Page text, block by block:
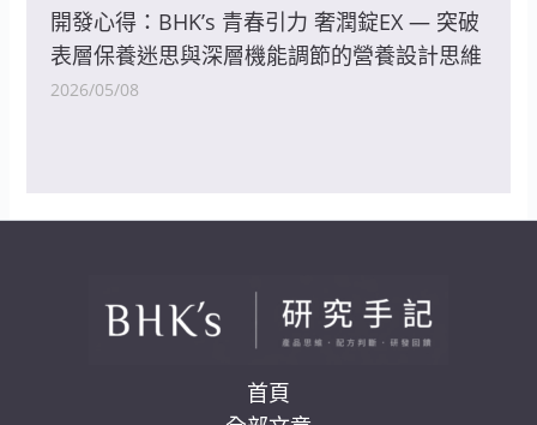
開發心得：BHK’s 青春引力 奢潤錠EX — 突破
表層保養迷思與深層機能調節的營養設計思維
2026/05/08
首頁